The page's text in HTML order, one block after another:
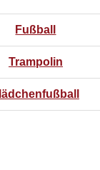
Fußball
Trampolin